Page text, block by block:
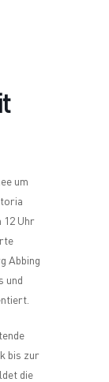
um
12 Uhr
Abbing
und
bis zur
die